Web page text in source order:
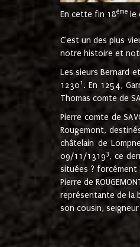
En cette fin 18ème le
C'est un des plus
notre histoire et
Les sieurs Bernard
12301 . En 1254,
Thomas comte de
Pierre comte de
Rougemont,
châtelain de
09/11/13193, ce
situées ? forcément
Pierre de
représentante de la
son cousin,